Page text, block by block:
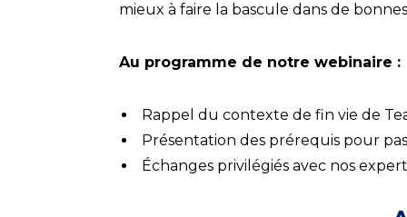
mieux à faire la bascule dans de
Au programme de notre webinaire :
Rappel du contexte de fin vie de
Présentation des prérequis pour
Échanges privilégiés avec nos